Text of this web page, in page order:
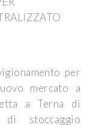
per
mercato a
a Terna di
di stoccaggio